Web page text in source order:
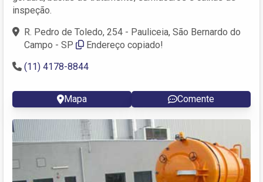
inspeção.
R. Pedro de Toledo, 254 - Pauliceia, São Bernardo do
Campo - SP
Endereço copiado!
(11) 4178-8844
Mapa Comente